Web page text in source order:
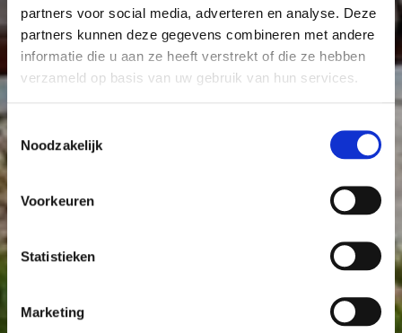
partners voor social media, adverteren en analyse. Deze
partners kunnen deze gegevens combineren met andere
informatie die u aan ze heeft verstrekt of die ze hebben
verzameld op basis van uw gebruik van hun services.
Noodzakelijk
Voorkeuren
Statistieken
Marketing